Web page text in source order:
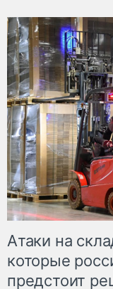
Атаки на
которые
предстоит